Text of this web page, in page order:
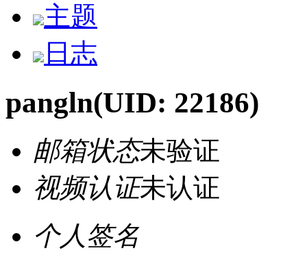
主题
日志
pangln(UID: 22186)
邮箱状态未验证
视频认证未认证
个人签名